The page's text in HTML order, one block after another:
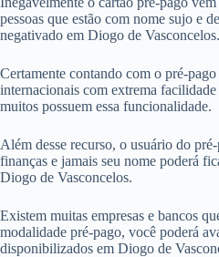
pessoas que estão com nome sujo e
negativado em Diogo de Vasconcelos.
Certamente contando com o pré-
internacionais com extrema
muitos possuem essa funcionalidade.
Além desse recurso, o usuário do
finanças e jamais seu nome poderá
Diogo de Vasconcelos.
Existem muitas empresas e bancos
modalidade pré-pago, você poderá
disponibilizados em Diogo de